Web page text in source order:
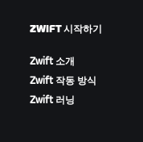
ZWIFT 시작하기
Zwift 소개
Zwift 작동 방식
Zwift 러닝